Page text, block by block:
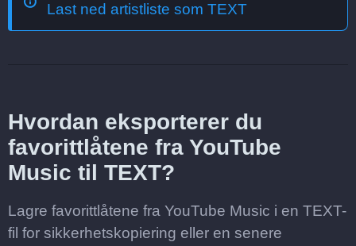
Last ned artistliste som TEXT
Hvordan eksporterer du
favorittlåtene fra YouTube
Music til TEXT?
Lagre favorittlåtene fra YouTube Music i en TEXT-
fil for sikkerhetskopiering eller en senere